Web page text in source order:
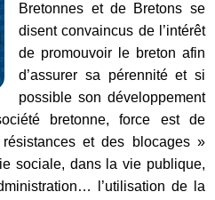
Bretonnes et de Bretons se
disent convaincus de l’intérêt
de promouvoir le breton afin
d’assurer sa pérennité et si
possible son développement
bretonne, force est de
et des blocages »
sociale, dans la vie publique,
l’utilisation de la